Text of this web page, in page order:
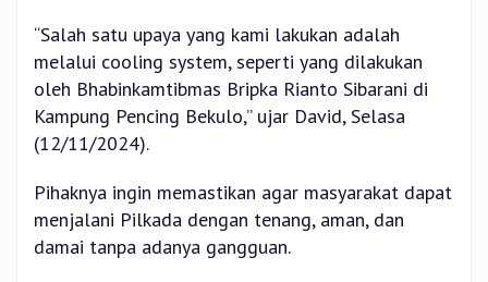
“Salah satu upaya yang kami lakukan adalah
melalui cooling system, seperti yang dilakukan
oleh Bhabinkamtibmas Bripka Rianto Sibarani di
Kampung Pencing Bekulo,” ujar David, Selasa
(12/11/2024).
Pihaknya ingin memastikan agar masyarakat dapat
menjalani Pilkada dengan tenang, aman, dan
damai tanpa adanya gangguan.